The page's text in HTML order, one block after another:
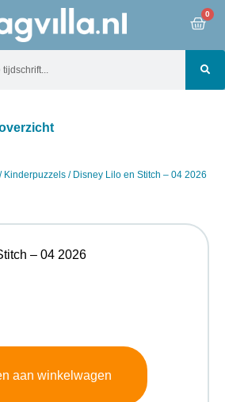
0
/ Kinderpuzzels / Disney Lilo en Stitch – 04 2026
– 04 2026
aan winkelwagen